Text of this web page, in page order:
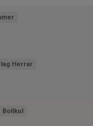
Herrar
Bollkul